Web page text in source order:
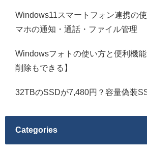
Windows11スマートフォン連携の
マホの通知・通話・ファイル管理
Windowsフォトの使い方と便利機
削除もできる】
32TBのSSDが7,480円？容量偽装
Categories